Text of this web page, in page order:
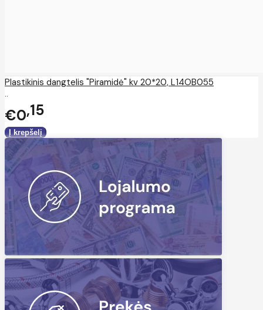
Plastikinis dangtelis "Piramidė" kv 20*20, L14OB055
..
€0 15